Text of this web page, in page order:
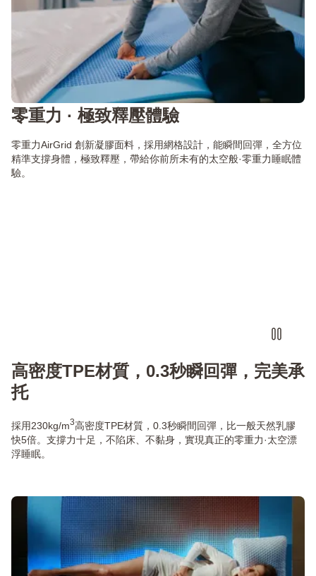
零重力 · 極致釋壓體驗
零重力AirGrid 創新凝膠面料，採用網格設計，能瞬間回彈，全方位
精準支撐身體，極致釋壓，帶給你前所未有的太空般·零重力睡眠體
驗。
高密度TPE材質，0.3秒瞬回彈，完美承
托
採用230kg/m3高密度TPE材質，0.3秒瞬間回彈，比一般天然乳膠
快5倍。支撐力十足，不陷床、不黏身，實現真正的零重力·太空漂
浮睡眠。